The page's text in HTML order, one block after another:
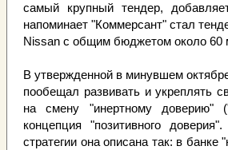
самый крупный тендер,
напоминает "Коммерсант" стал
Nissan c общим бюджетом около 60
В утвержденной в минувшем
пообещал развивать и укреплять
на смену "инертному доверию"
концепция "позитивного
стратегии она описана так: в